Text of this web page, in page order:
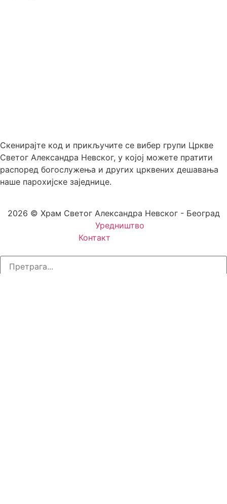
Скенирајте код и прикључите се вибер групи Цркве
Светог Александра Невског, у којој можете пратити
распоред богослужења и других црквених дешавања
наше парохијске заједнице.
2026 © Храм Светог Александра Невског - Београд
Уредништво
Контакт